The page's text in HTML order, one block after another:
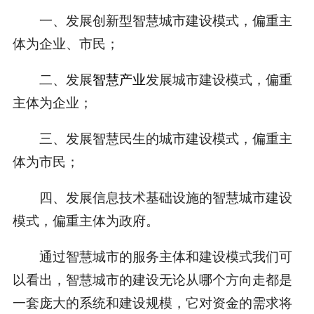
一、发展创新型智慧城市建设模式，偏重主
体为企业、市民；
二、发展智慧产业发展城市建设模式，偏重
主体为企业；
三、发展智慧民生的城市建设模式，偏重主
体为市民；
四、发展信息技术基础设施的智慧城市建设
模式，偏重主体为政府。
通过智慧城市的服务主体和建设模式我们可
以看出，智慧城市的建设无论从哪个方向走都是
一套庞大的系统和建设规模，它对资金的需求将